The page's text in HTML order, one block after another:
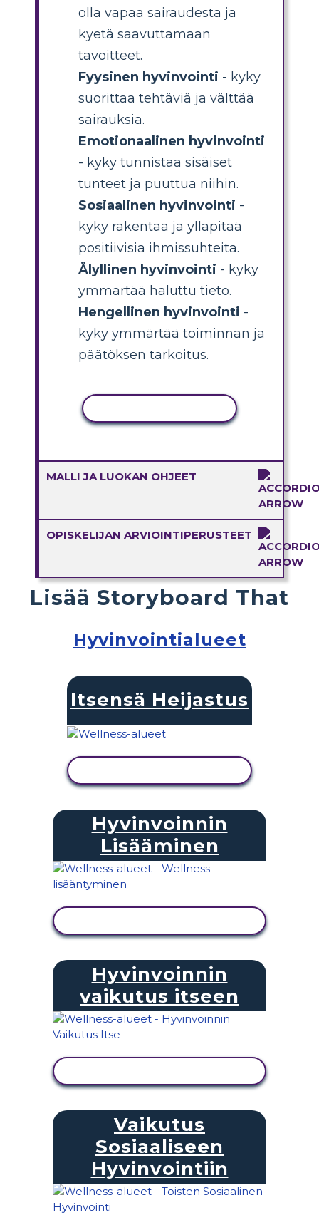
olla vapaa sairaudesta ja
kyetä saavuttamaan
tavoitteet.
Fyysinen hyvinvointi - kyky
suorittaa tehtäviä ja välttää
sairauksia.
Emotionaalinen hyvinvointi
- kyky tunnistaa sisäiset
tunteet ja puuttua niihin.
Sosiaalinen hyvinvointi -
kyky rakentaa ja ylläpitää
positiivisia ihmissuhteita.
Älyllinen hyvinvointi - kyky
ymmärtää haluttu tieto.
Hengellinen hyvinvointi -
kyky ymmärtää toiminnan ja
päätöksen tarkoitus.
MALLI JA LUOKAN OHJEET
OPISKELIJAN ARVIOINTIPERUSTEET
Lisää Storyboard That
Hyvinvointialueet
Itsensä Heijastus
Hyvinvoinnin
Lisääminen
Hyvinvoinnin
vaikutus itseen
Vaikutus
Sosiaaliseen
Hyvinvointiin